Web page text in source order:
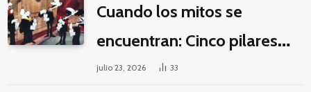
Cuando los mitos se
encuentran: Cinco pilares
éticos para una fantasía
julio 23, 2026 33